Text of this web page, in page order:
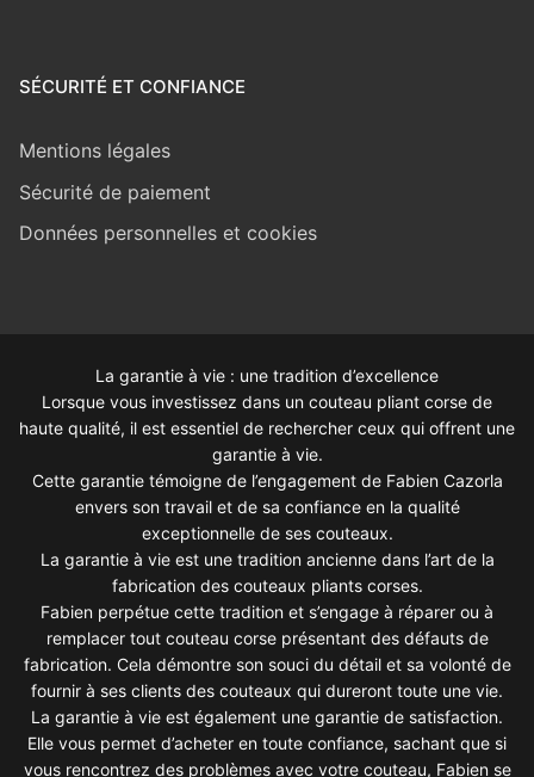
SÉCURITÉ ET CONFIANCE
Mentions légales
Sécurité de paiement
Données personnelles et cookies
La garantie à vie : une tradition d’excellence
Lorsque vous investissez dans un couteau pliant corse de
haute qualité, il est essentiel de rechercher ceux qui offrent une
garantie à vie.
Cette garantie témoigne de l’engagement de Fabien Cazorla
envers son travail et de sa confiance en la qualité
exceptionnelle de ses couteaux.
La garantie à vie est une tradition ancienne dans l’art de la
fabrication des couteaux pliants corses.
Fabien perpétue cette tradition et s’engage à réparer ou à
remplacer tout couteau corse présentant des défauts de
fabrication. Cela démontre son souci du détail et sa volonté de
fournir à ses clients des couteaux qui dureront toute une vie.
La garantie à vie est également une garantie de satisfaction.
Elle vous permet d’acheter en toute confiance, sachant que si
vous rencontrez des problèmes avec votre couteau, Fabien se